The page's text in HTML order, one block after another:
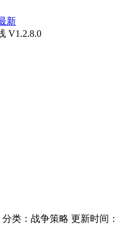
新
V1.2.8.0
分类：战争策略 更新时间：